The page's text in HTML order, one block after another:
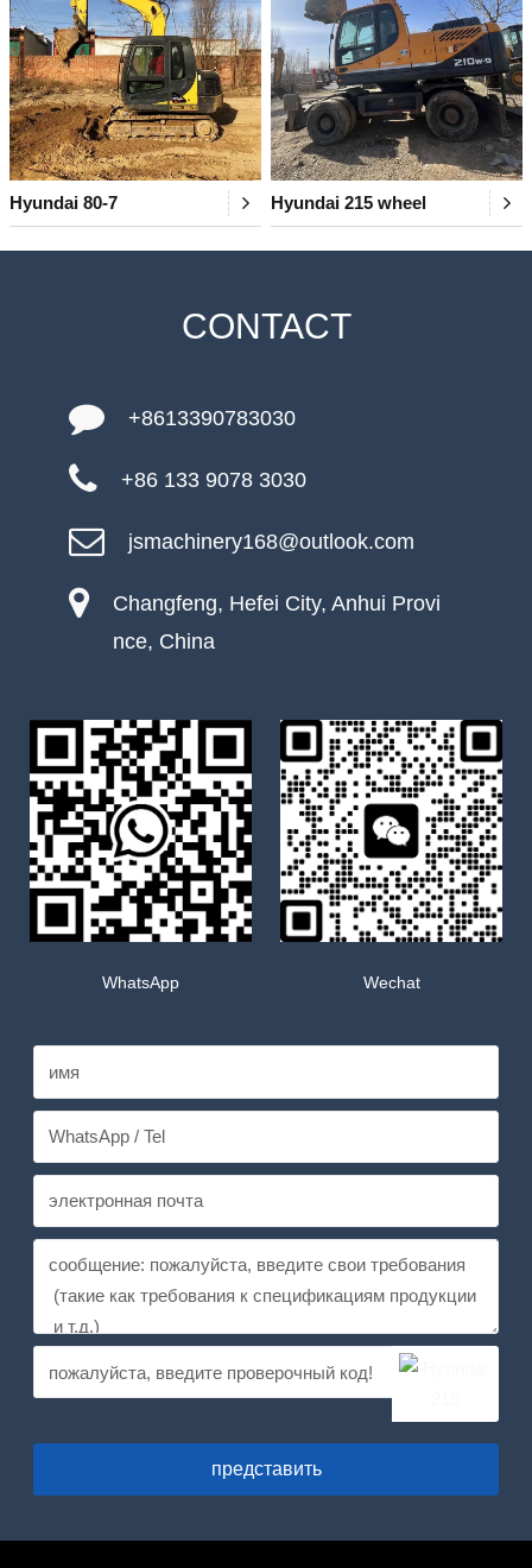
Hyundai 80-7 Hyundai 215 wheel
CONTACT
+8613390783030
+86 133 9078 3030
jsmachinery168@outlook.com
Changfeng, Hefei City, Anhui Provi
nce, China
WhatsApp Wechat
представить